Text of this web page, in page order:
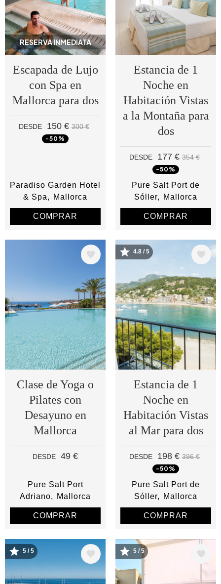
RESERVA INMEDIATA
Escapada de Lujo
con Spa en
Mallorca para dos
DESDE 150 € 300 €
-50%
Paradiso Garden Hotel
& Spa
Mallorca
COMPRAR
Estancia de 1
Noche en
Habitación Vistas
a la Montaña para
dos
DESDE 177 € 354 €
-50%
Pure Salt Port de
Sóller
Mallorca
COMPRAR
Clase de Yoga o
Pilates con
Desayuno en
Mallorca
DESDE 49 €
Pure Salt Port
Adriano
Mallorca
COMPRAR
Image
4.8 / 5
Estancia de 1
Noche en
Habitación Vistas
al Mar para dos
DESDE 198 € 396 €
-50%
Pure Salt Port de
Sóller
Mallorca
COMPRAR
Image
5 / 5 Image
5 / 5